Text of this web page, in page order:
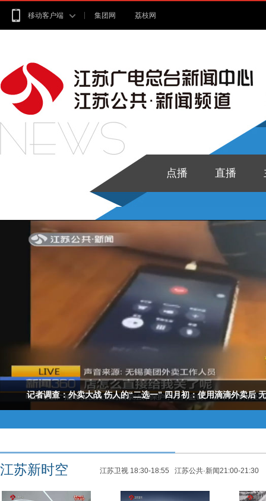
移动客户端 集团网 荔枝网
点播 直播
记者调查：外卖大战 伤人的“二选一” 四月初：使用滴滴外卖后
江苏新时空 江苏卫视 18:30-18:55 江苏公共·新闻21:00-21:30